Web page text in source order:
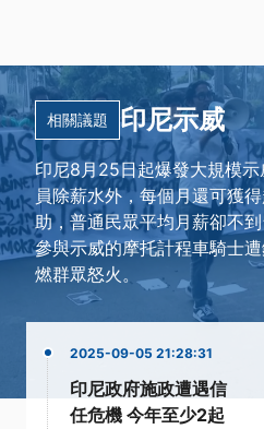
相關議題 印尼示威
印尼8月25日起爆發大規模
員除薪水外，每個月還可獲
助，普通民眾平均月薪卻不
參與示威的摩托計程車騎士
燃群眾怒火。
2025-09-05 21:28:31
印尼政府施政遭遇信
任危機 今年至少2起